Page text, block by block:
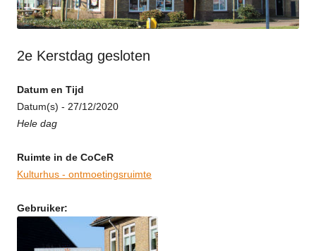
2e Kerstdag gesloten
Datum en Tijd
Datum(s) - 27/12/2020
Hele dag
Ruimte in de CoCeR
Kulturhus - ontmoetingsruimte
Gebruiker: